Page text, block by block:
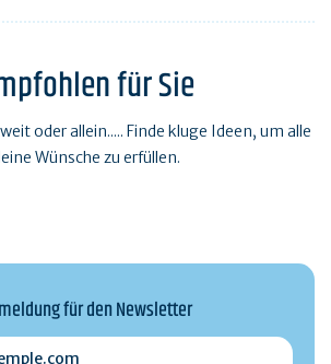
für Sie
oder allein..... Finde kluge Ideen, um alle
Wünsche zu erfüllen.
für den Newsletter